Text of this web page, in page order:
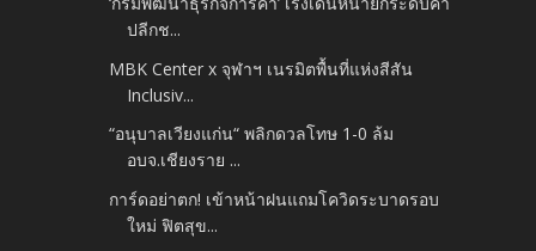
ปลีกช...
MBK Center x จุฬาฯ เนรมิตพื้นที่แห่งสีสัน
Inclusiv...
“อนุบาลเวียงแก่น“ พลิกดวลโทษ 1-0 ล้ม
อบจ.เชียงราย ...
การ์ดอย่าตก! เข้าหน้าฝนแถมโควิดระบาดรอบ
ใหม่ ฟิตสุข...